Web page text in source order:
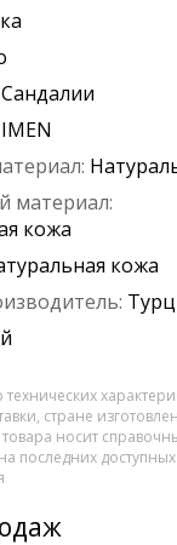
Сандалии
материал:
кожа
кожа
стране
носит
последних